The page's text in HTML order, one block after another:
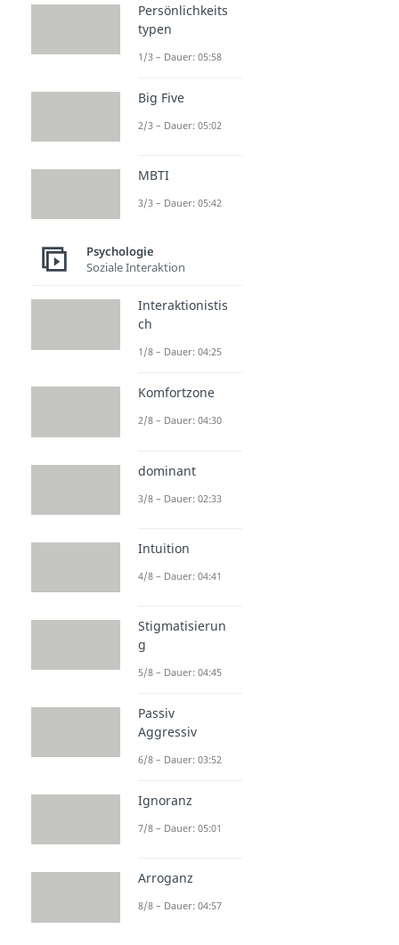
Persönlichkeits
typen
1/3 – Dauer: 05:58
Big Five
2/3 – Dauer: 05:02
MBTI
3/3 – Dauer: 05:42
Psychologie
Soziale Interaktion
Interaktionistis
ch
1/8 – Dauer: 04:25
Komfortzone
2/8 – Dauer: 04:30
dominant
3/8 – Dauer: 02:33
Intuition
4/8 – Dauer: 04:41
Stigmatisierun
g
5/8 – Dauer: 04:45
Passiv
Aggressiv
6/8 – Dauer: 03:52
Ignoranz
7/8 – Dauer: 05:01
Arroganz
8/8 – Dauer: 04:57